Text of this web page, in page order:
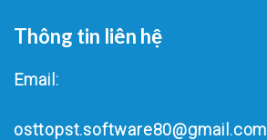
Thông tin liên hệ
Email:
osttopst.software80@gmail.com